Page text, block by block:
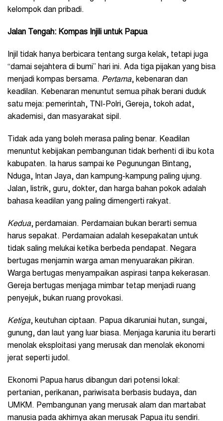
kelompok dan pribadi.
Jalan Tengah: Kompas Injili untuk Papua
Injil tidak hanya berbicara tentang surga kelak, tetapi juga
“damai sejahtera di bumi” hari ini. Ada tiga pijakan yang bisa
menjadi kompas bersama. Pertama, kebenaran dan
keadilan. Kebenaran menuntut semua pihak berani duduk
satu meja: pemerintah, TNI-Polri, Gereja, tokoh adat,
akademisi, dan masyarakat sipil.
Tidak ada yang boleh merasa paling benar. Keadilan
menuntut kebijakan pembangunan tidak berhenti di ibu kota
kabupaten. Ia harus sampai ke Pegunungan Bintang,
Nduga, Intan Jaya, dan kampung-kampung paling ujung.
Jalan, listrik, guru, dokter, dan harga bahan pokok adalah
bahasa keadilan yang paling dimengerti rakyat.
Kedua, perdamaian. Perdamaian bukan berarti semua
harus sepakat. Perdamaian adalah kesepakatan untuk
tidak saling melukai ketika berbeda pendapat. Negara
bertugas menjamin warga aman menyuarakan pikiran.
Warga bertugas menyampaikan aspirasi tanpa kekerasan.
Gereja bertugas menjaga mimbar tetap menjadi ruang
penyejuk, bukan ruang provokasi.
Ketiga, keutuhan ciptaan. Papua dikaruniai hutan, sungai,
gunung, dan laut yang luar biasa. Menjaga karunia itu berarti
menolak eksploitasi yang merusak dan menolak ekonomi
jerat seperti judol.
Ekonomi Papua harus dibangun dari potensi lokal:
pertanian, perikanan, pariwisata berbasis budaya, dan
UMKM. Pembangunan yang merusak alam dan martabat
manusia pada akhirnya akan merusak Papua itu sendiri.